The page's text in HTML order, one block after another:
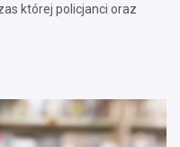
której policjanci oraz